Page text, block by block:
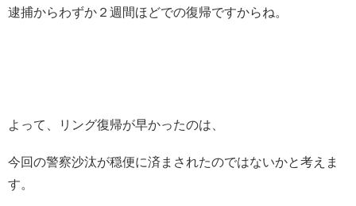
逮捕からわずか２週間ほどでの復帰ですからね。
よって、リング復帰が早かったのは、
今回の警察沙汰が穏便に済まされたのではないかと考えま
す。